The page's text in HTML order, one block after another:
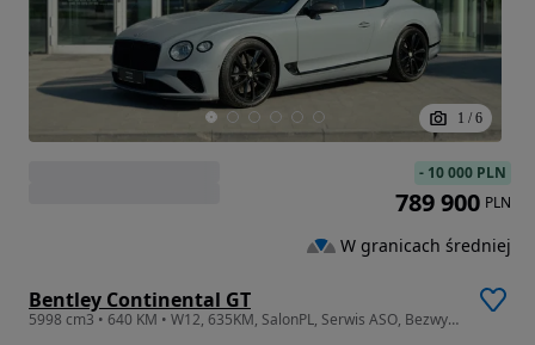
1 / 6
Bentley Continental GT
5998 cm3 • 640 KM • W12, 635KM, SalonPL, Serwis ASO, Bezwypadkowy, VAT23%
- 10 000 PLN
789 900 PLN
W granicach średniej